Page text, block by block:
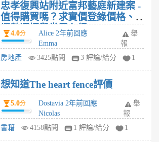
忠孝復興站附近富邦藝庭新建案 -
值得購買嗎？求實價登錄價格、
坪數選擇與賞屋心得?
4.0分
Alice 2年前回應
Emma
舉
報
房地產
3425點閱 3 評論/給分 1
想知道The heart fence評價
5.0分
Dostavia 2年前回應
Nicolas
舉
報
書籍
4158點閱 1 評論/給分 1